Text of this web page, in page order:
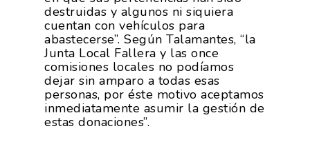
destruidas y algunos ni siquiera
cuentan con vehículos para
abastecerse”. Según Talamantes, “la
Junta Local Fallera y las once
comisiones locales no podíamos
dejar sin amparo a todas esas
personas, por éste motivo aceptamos
inmediatamente asumir la gestión de
estas donaciones”.
Nosotros
Nuestros Asociados
Responsabilidad Social
Corporativa
Empresas
Asociados
Mapa De Productores
Productos
Temas